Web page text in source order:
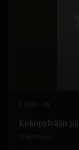
C1002-2W
Kokopylvään